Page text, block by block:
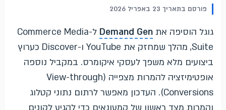
פורסם בתאריך 23 באפריל 2026
גוגל הוסיפה את Demand Gen
ל-Commerce Media
Suite, מהלך שמחזק את YouTube ו-Discover כערוץ
ביצועים מלא משפך לעסקי איקומרס. במקביל נוספה
אופטימיזציה להמרות מצפייה (View-through
Conversions). העדכון מאפשר לרתום נתוני קטלוג
והמרות מצד ראשון של קמעונאים כדי להגיע לקונים